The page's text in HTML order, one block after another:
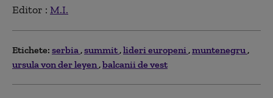
Editor : M.I.
Etichete: serbia summit lideri europeni muntenegru
ursula von der leyen balcanii de vest